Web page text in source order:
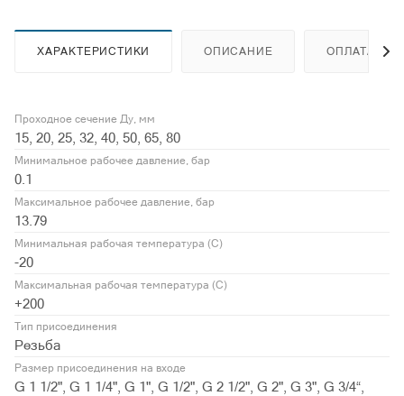
ХАРАКТЕРИСТИКИ ОПИСАНИЕ ОПЛАТА
Проходное сечение Ду, мм
15, 20, 25, 32, 40, 50, 65, 80
Минимальное рабочее давление, бар
0.1
Максимальное рабочее давление, бар
13.79
Минимальная рабочая температура (С)
-20
Максимальная рабочая температура (С)
+200
Тип присоединения
Резьба
Размер присоединения на входе
G 1 1/2", G 1 1/4", G 1", G 1/2", G 2 1/2", G 2", G 3", G 3/4“,